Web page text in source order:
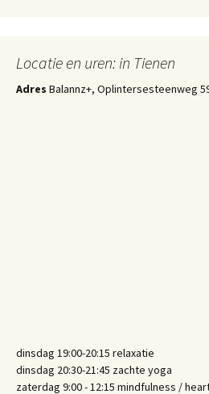
Locatie en uren: in Tienen
Adres Balannz+, Oplintersesteenweg
dinsdag 19:00-20:15 relaxatie
dinsdag 20:30-21:45 zachte yoga
zaterdag 9:00 - 12:15 mindfulness /